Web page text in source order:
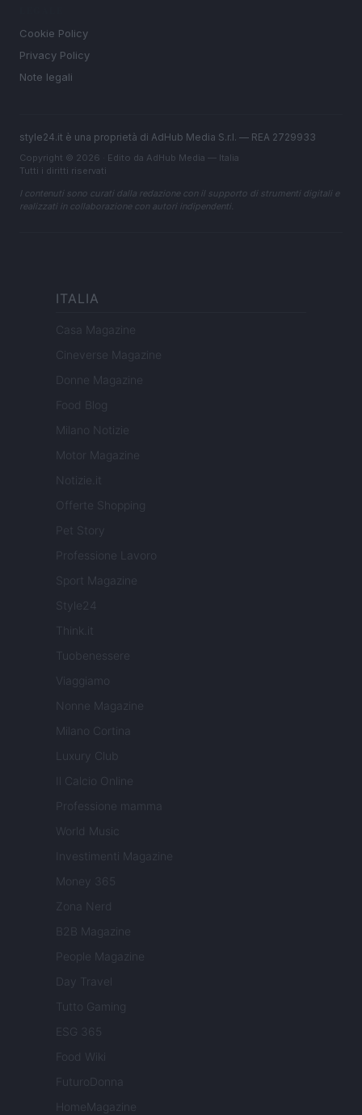
Cookie Policy
Privacy Policy
Note legali
style24.it è una proprietà di AdHub Media S.r.l. — REA 2729933
Copyright © 2026 · Edito da AdHub Media — Italia
Tutti i diritti riservati
I contenuti sono curati dalla redazione con il supporto di strumenti digitali e
realizzati in collaborazione con autori indipendenti.
ITALIA
Casa Magazine
Cineverse Magazine
Donne Magazine
Food Blog
Milano Notizie
Motor Magazine
Notizie.it
Offerte Shopping
Pet Story
Professione Lavoro
Sport Magazine
Style24
Think.it
Tuobenessere
Viaggiamo
Nonne Magazine
Milano Cortina
Luxury Club
Il Calcio Online
Professione mamma
World Music
Investimenti Magazine
Money 365
Zona Nerd
B2B Magazine
People Magazine
Day Travel
Tutto Gaming
ESG 365
Food Wiki
FuturoDonna
HomeMagazine